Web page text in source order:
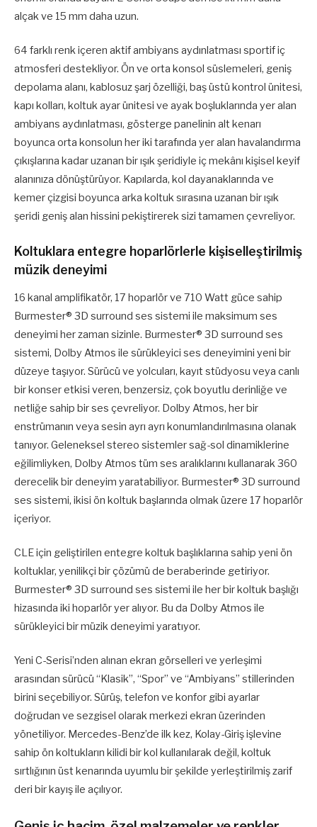
alçak ve 15 mm daha uzun.
64 farklı renk içeren aktif ambiyans aydınlatması sportif iç
atmosferi destekliyor. Ön ve orta konsol süslemeleri, geniş
depolama alanı, kablosuz şarj özelliği, baş üstü kontrol ünitesi,
kapı kolları, koltuk ayar ünitesi ve ayak boşluklarında yer alan
ambiyans aydınlatması, gösterge panelinin alt kenarı
boyunca orta konsolun her iki tarafında yer alan havalandırma
çıkışlarına kadar uzanan bir ışık şeridiyle iç mekânı kişisel keyif
alanınıza dönüştürüyor. Kapılarda, kol dayanaklarında ve
kemer çizgisi boyunca arka koltuk sırasına uzanan bir ışık
şeridi geniş alan hissini pekiştirerek sizi tamamen çevreliyor.
Koltuklara entegre hoparlörlerle kişiselleştirilmiş
müzik deneyimi
16 kanal amplifikatör, 17 hoparlör ve 710 Watt güce sahip
Burmester® 3D surround ses sistemi ile maksimum ses
deneyimi her zaman sizinle. Burmester® 3D surround ses
sistemi, Dolby Atmos ile sürükleyici ses deneyimini yeni bir
düzeye taşıyor. Sürücü ve yolcuları, kayıt stüdyosu veya canlı
bir konser etkisi veren, benzersiz, çok boyutlu derinliğe ve
netliğe sahip bir ses çevreliyor. Dolby Atmos, her bir
enstrümanın veya sesin ayrı ayrı konumlandırılmasına olanak
tanıyor. Geleneksel stereo sistemler sağ-sol dinamiklerine
eğilimliyken, Dolby Atmos tüm ses aralıklarını kullanarak 360
derecelik bir deneyim yaratabiliyor. Burmester® 3D surround
ses sistemi, ikisi ön koltuk başlarında olmak üzere 17 hoparlör
içeriyor.
CLE için geliştirilen entegre koltuk başlıklarına sahip yeni ön
koltuklar, yenilikçi bir çözümü de beraberinde getiriyor.
Burmester® 3D surround ses sistemi ile her bir koltuk başlığı
hizasında iki hoparlör yer alıyor. Bu da Dolby Atmos ile
sürükleyici bir müzik deneyimi yaratıyor.
Yeni C-Serisi’nden alınan ekran görselleri ve yerleşimi
arasından sürücü “Klasik”, “Spor” ve “Ambiyans” stillerinden
birini seçebiliyor. Sürüş, telefon ve konfor gibi ayarlar
doğrudan ve sezgisel olarak merkezi ekran üzerinden
yönetiliyor. Mercedes-Benz’de ilk kez, Kolay-Giriş işlevine
sahip ön koltukların kilidi bir kol kullanılarak değil, koltuk
sırtlığının üst kenarında uyumlu bir şekilde yerleştirilmiş zarif
deri bir kayış ile açılıyor.